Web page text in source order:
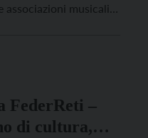
associazioni musicali.
FederReti –
di cultura,